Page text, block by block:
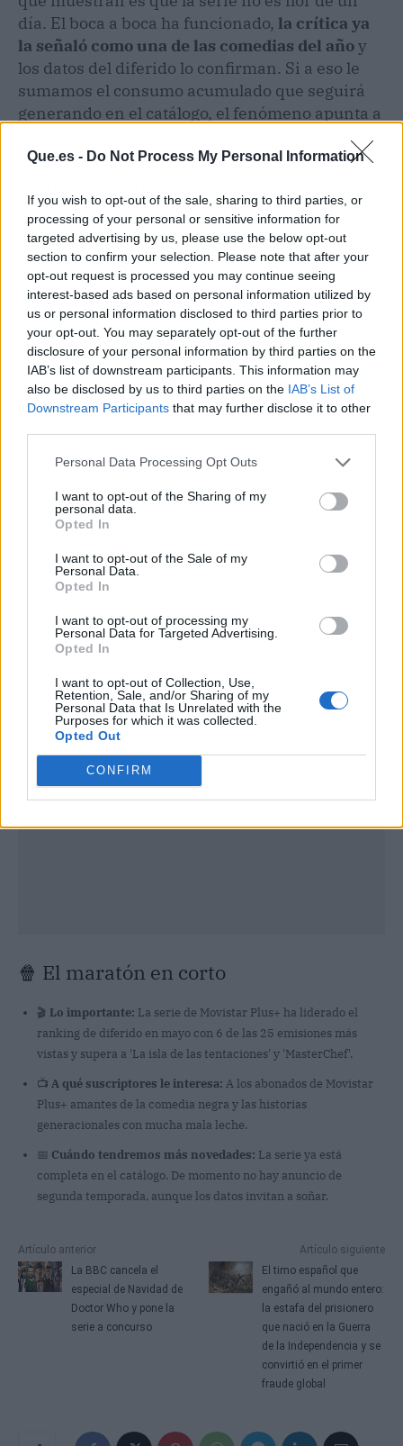
Que.es - Do Not Process My Personal Information
If you wish to opt-out of the sale, sharing to third parties, or
processing of your personal or sensitive information for
targeted advertising by us, please use the below opt-out
section to confirm your selection. Please note that after your
opt-out request is processed you may continue seeing
interest-based ads based on personal information utilized by
us or personal information disclosed to third parties prior to
your opt-out. You may separately opt-out of the further
disclosure of your personal information by third parties on the
IAB’s list of downstream participants. This information may
also be disclosed by us to third parties on the IAB’s List of
Downstream Participants that may further disclose it to other
Personal Data Processing Opt Outs
I want to opt-out of the Sharing of my
personal data.
Opted In
I want to opt-out of the Sale of my
Personal Data.
Opted In
I want to opt-out of processing my
Personal Data for Targeted Advertising.
Opted In
I want to opt-out of Collection, Use,
Retention, Sale, and/or Sharing of my
Personal Data that Is Unrelated with the
Purposes for which it was collected.
Opted Out
CONFIRM
día. El boca a boca ha funcionado, la crítica ya
la señaló como una de las comedias del añoy
los datos del diferido lo confirman. Si a eso le
sumamos el consumo acumulado que seguirá
generando en el catálogo, el fenómeno apunta a
Nivel de hype: 9/10.Las cifras de mayo son
demoledoras: cuatro primeros puestos, seis
episodios en el Top 25 y un reparto que
enamora. La serie ha conseguido lo que muy
pocas: que una plataforma de pago le robe el
protagonismo a los realities. Si no la has visto,
ya estás tardando.
🍿 El maratón en corto
🎬 Lo importante: La serie de Movistar Plus+ ha liderado el
ranking de diferido en mayo con 6 de las 25 emisiones más
vistas y supera a 'La isla de las tentaciones' y 'MasterChef'.
📺 A qué suscriptores le interesa: A los abonados de Movistar
Plus+ amantes de la comedia negra y las historias
generacionales con mucha mala leche.
📅 Cuándo tendremos más novedades: La serie ya está
completa en el catálogo. De momento no hay anuncio de
segunda temporada, aunque los datos invitan a soñar.
Artículo anterior
La BBC cancela el
especial de Navidad de
Doctor Who y pone la
serie a concurso
Artículo siguiente
El timo español que
engañó al mundo entero:
la estafa del prisionero
que nació en la Guerra
de la Independencia y se
convirtió en el primer
fraude global